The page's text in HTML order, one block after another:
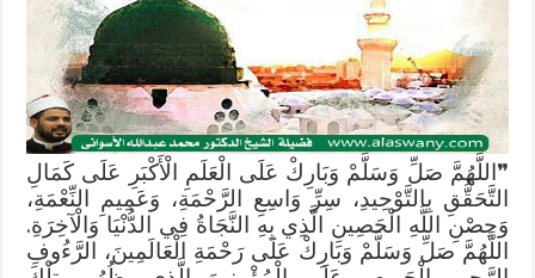
الْعَزَائِمِ
رَضِيَ
اللَّهُ
عَنْهُ
مغلقة
❞اللَّهُمَّ صَلِّ وَسَلَّمْ وَبَارِكْ عَلَى الْعَلَمِ الْأَكْبَرِ عَلَى كَمَالِ
التَّحَقُّقِ بِالتَّوْحِيدِ، سِرِّ وَاسِعِ الرَّحْمَةِ، وَعَمِيمِ النِّعْمَةِ،
وَحِصْنِ اللَّهِ الْحَصِينِ الَّذِي بِهِ النَّجَاةُ فِي الدُّنْيَا وَالْآخِرَةِ.
اللَّهُمَّ صَلِّ وَسَلَّمْ وَبَارِكْ عَلَى رَحْمَةِ الْعَالَمِينَ، الرَّءُوفِ